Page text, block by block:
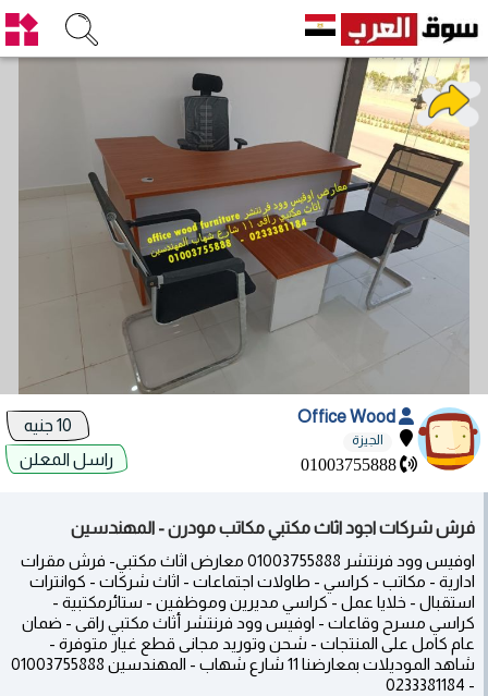
الجيزة
01003755888
راسل المعلن
فرش شركات اجود اثاث مكتبي مكاتب مودرن - المهندسين
اوفيس وود فرنتشر 01003755888 معارض اثاث مكتبي- فرش مقرات
ادارية - مكاتب - كراسي - طاولات اجتماعات - اثاث شركات - كوانترات
استقبال - خلايا عمل - كراسي مديرين وموظفين - ستائرمكتبية -
كراسي مسرح وقاعات - اوفيس وود فرنتشر أثاث مكتبي راقى - ضمان
عام كامل على المنتجات - شحن وتوريد مجانى قطع غيار متوفرة -
شاهد الموديلات بمعارضنا 11 شارع شهاب - المهندسين 01003755888
- 0233381184